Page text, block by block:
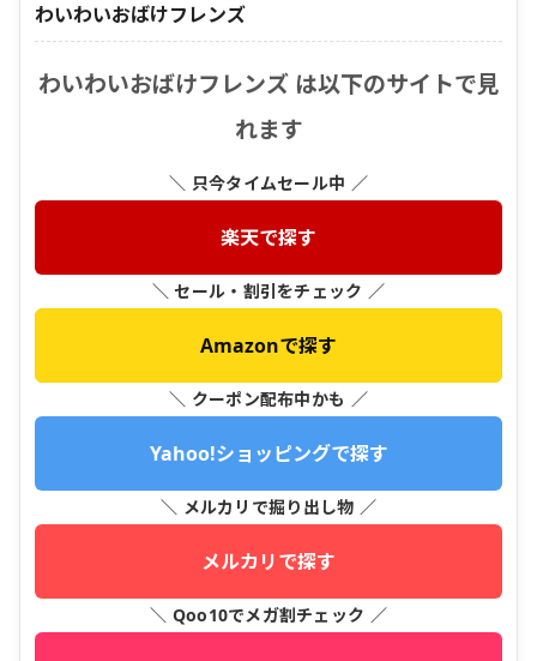
わいわいおばけフレンズ
わいわいおばけフレンズ は以下のサイトで見
れます
＼ 只今タイムセール中 ／
楽天で探す
＼ セール・割引をチェック ／
Amazonで探す
＼ クーポン配布中かも ／
Yahoo!ショッピングで探す
＼ メルカリで掘り出し物 ／
メルカリで探す
＼ Qoo10でメガ割チェック ／